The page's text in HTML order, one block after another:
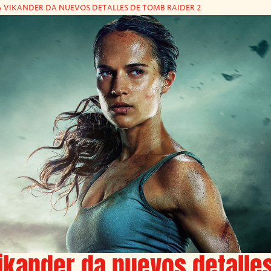
VIKANDER DA NUEVOS DETALLES DE TOMB RAIDER 2